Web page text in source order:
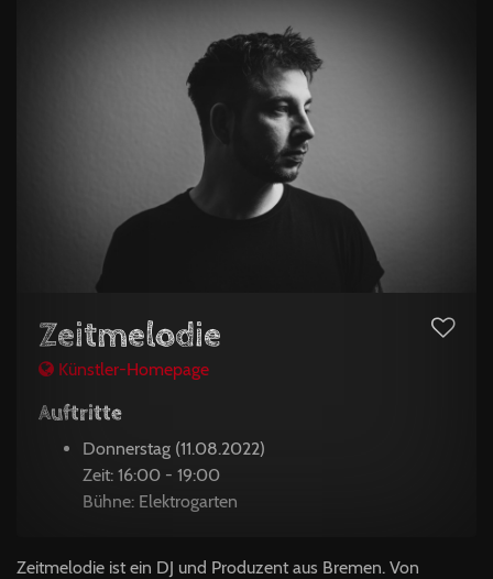
Zeitmelodie
Künstler-Homepage
Auftritte
Donnerstag (11.08.2022)
Zeit: 16:00 - 19:00
Bühne: Elektrogarten
Zeitmelodie ist ein DJ und Produzent aus Bremen. Von